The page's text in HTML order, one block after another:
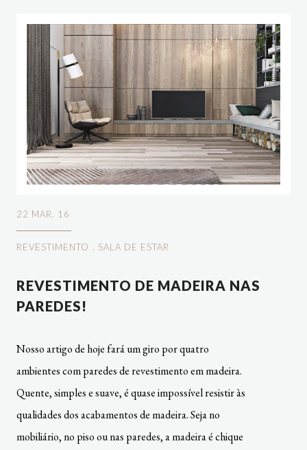
22 MAR. 16
REVESTIMENTO . SALA DE ESTAR
REVESTIMENTO DE MADEIRA NAS
PAREDES!
Nosso artigo de hoje fará um giro por quatro
ambientes com paredes de revestimento em madeira.
Quente, simples e suave, é quase impossível resistir às
qualidades dos acabamentos de madeira. Seja no
mobiliário, no piso ou nas paredes, a madeira é chique